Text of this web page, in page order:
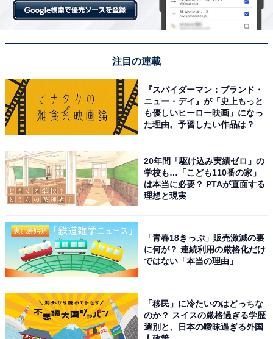
「海一望絶景の宿 いなとり荘」は全室オーシャン
ビューの開放感が魅力
注目の連載
『スパイダーマン：ブランド・
ニュー・デイ』が「史上もっと
も優しいヒーロー映画」になっ
た理由。予習したい作品は？
20年間「駆け込み実績ゼロ」の
学校も…「こども110番の家」
は本当に必要？ PTAが直面する
理想と現実
「青春18きっぷ」販売激減の裏
に何が？ 連続利用の厳格化だけ
ではない「本当の理由」
「移民」に冷たいのはどっちな
のか？ スイスの厳格過ぎる学歴
選別と、日本の曖昧過ぎる外国